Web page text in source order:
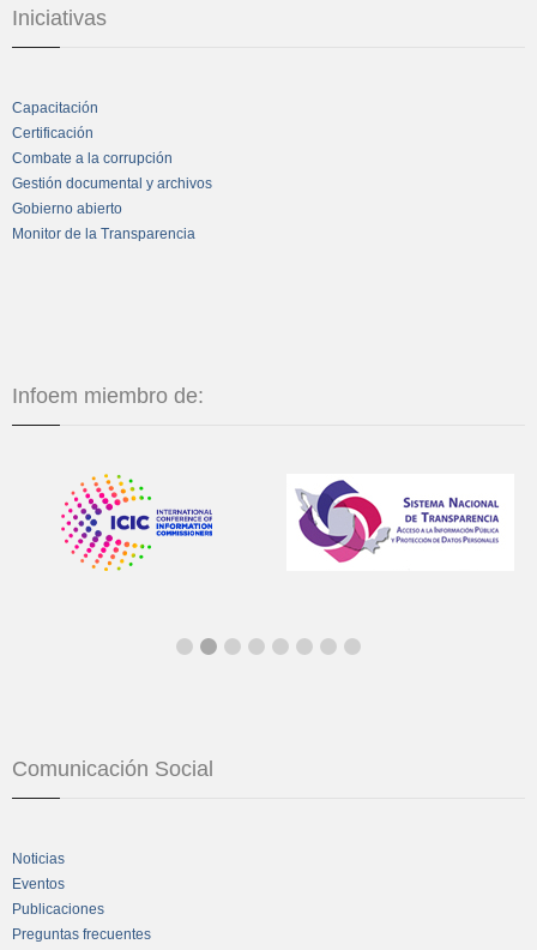
Iniciativas
Capacitación
Certificación
Combate a la corrupción
Gestión documental y archivos
Gobierno abierto
Monitor de la Transparencia
Infoem miembro de:
Comunicación Social
Noticias
Eventos
Publicaciones
Preguntas frecuentes